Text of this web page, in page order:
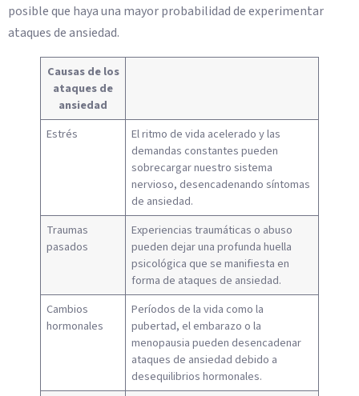
posible que haya una mayor probabilidad de experimentar
ataques de ansiedad.
Causas de los
ataques de
ansiedad
Estrés
El ritmo de vida acelerado y las
demandas constantes pueden
sobrecargar nuestro sistema
nervioso, desencadenando síntomas
de ansiedad.
Traumas
pasados
Experiencias traumáticas o abuso
pueden dejar una profunda huella
psicológica que se manifiesta en
forma de ataques de ansiedad.
Cambios
hormonales
Períodos de la vida como la
pubertad, el embarazo o la
menopausia pueden desencadenar
ataques de ansiedad debido a
desequilibrios hormonales.